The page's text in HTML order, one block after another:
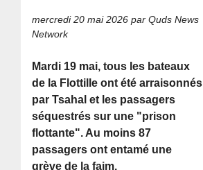
mercredi 20 mai 2026 par Quds News
Network
Mardi 19 mai, tous les bateaux
de la Flottille ont été arraisonnés
par Tsahal et les passagers
séquestrés sur une "prison
flottante". Au moins 87
passagers ont entamé une
grève de la faim.